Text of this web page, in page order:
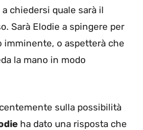
chiedersi quale sarà il
Sarà Elodie a spingere per
imminente, o aspetterà che
la mano in modo
sulla possibilità
ha dato una risposta che